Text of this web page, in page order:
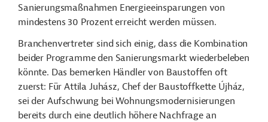
Sanierungsmaßnahmen Energieeinsparungen von
mindestens 30 Prozent erreicht werden müssen.
Branchenvertreter sind sich einig, dass die Kombination
beider Programme den Sanierungsmarkt wiederbeleben
könnte. Das bemerken Händler von Baustoffen oft
zuerst: Für Attila Juhász, Chef der Baustoffkette Újház,
sei der Aufschwung bei Wohnungsmodernisierungen
bereits durch eine deutlich höhere Nachfrage an